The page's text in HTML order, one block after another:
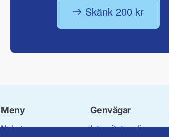
Skänk 200 kr
Meny
Nyheter
Genvägar
Integritetspolicy